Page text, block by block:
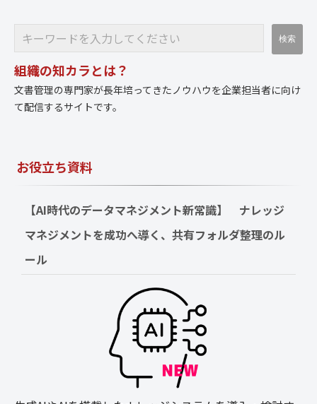
組織の知カラとは？
文書管理の専門家が長年培ってきたノウハウを企業担当者に向け
て配信するサイトです。
お役立ち資料
【AI時代のデータマネジメント新常識】　ナレッジ
マネジメントを成功へ導く、共有フォルダ整理のル
ール